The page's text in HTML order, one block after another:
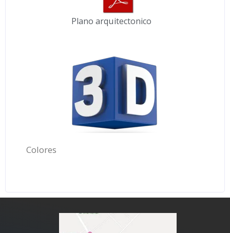
Plano arquitectonico
Colores